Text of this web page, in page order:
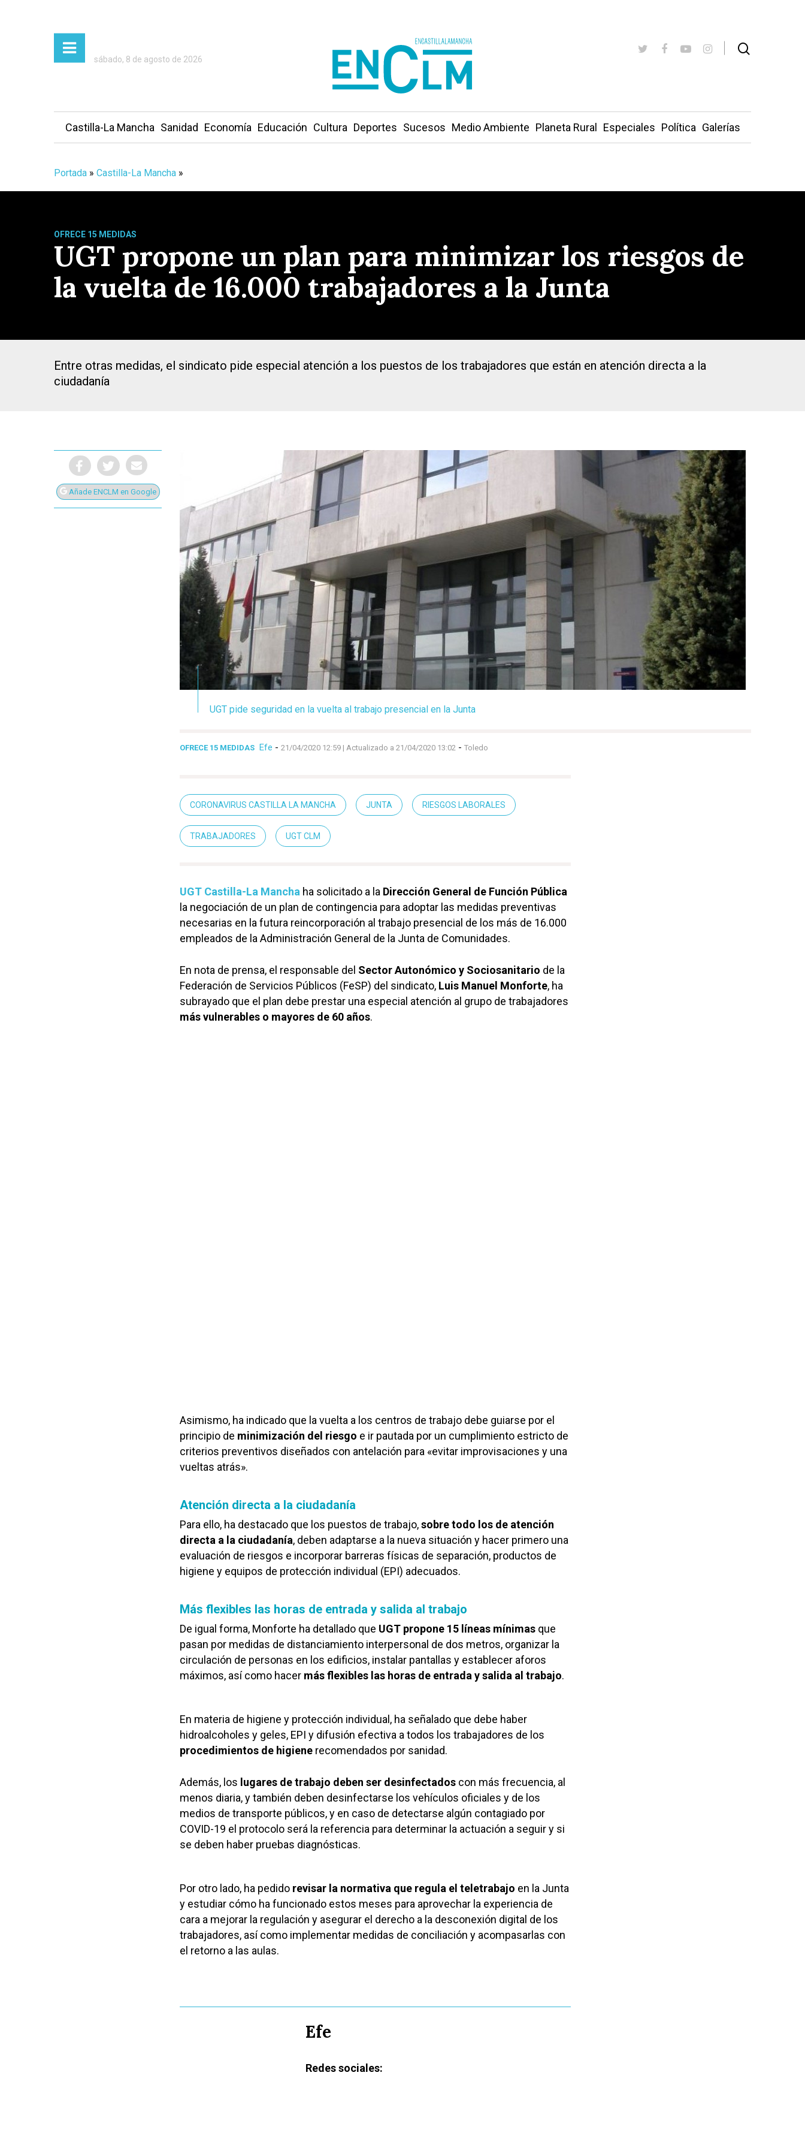
Presiona Intro para buscar o ESC para cerrar
sábado, 8 de agosto de 2026
Castilla-La Mancha Sanidad Economía Educación Cultura Deportes Sucesos Medio Ambiente Planeta Rural Especiales Política Galerías
Portada » Castilla-La Mancha »
OFRECE 15 MEDIDAS
UGT propone un plan para minimizar los riesgos de
la vuelta de 16.000 trabajadores a la Junta
Entre otras medidas, el sindicato pide especial atención a los puestos de los trabajadores que están en atención directa a la
ciudadanía
Añade ENCLM en Google
UGT pide seguridad en la vuelta al trabajo presencial en la Junta
OFRECE 15 MEDIDAS Efe - 21/04/2020 12:59 | Actualizado a 21/04/2020 13:02 - Toledo
CORONAVIRUS CASTILLA LA MANCHA JUNTA RIESGOS LABORALES
TRABAJADORES UGT CLM
UGT Castilla-La Mancha ha solicitado a la Dirección General de Función Pública
la negociación de un plan de contingencia para adoptar las medidas preventivas
necesarias en la futura reincorporación al trabajo presencial de los más de 16.000
empleados de la Administración General de la Junta de Comunidades.
En nota de prensa, el responsable del Sector Autonómico y Sociosanitario de la
Federación de Servicios Públicos (FeSP) del sindicato, Luis Manuel Monforte, ha
subrayado que el plan debe prestar una especial atención al grupo de trabajadores
más vulnerables o mayores de 60 años.
Asimismo, ha indicado que la vuelta a los centros de trabajo debe guiarse por el
principio de minimización del riesgo e ir pautada por un cumplimiento estricto de
criterios preventivos diseñados con antelación para «evitar improvisaciones y una
vueltas atrás».
Atención directa a la ciudadanía
Para ello, ha destacado que los puestos de trabajo,sobre todo los de atención
directa a la ciudadanía, deben adaptarse a la nueva situación y hacer primero una
evaluación de riesgos e incorporar barreras físicas de separación, productos de
higiene y equipos de protección individual (EPI) adecuados.
Más flexibles las horas de entrada y salida al trabajo
De igual forma, Monforte ha detallado que UGT propone 15 líneas mínimas que
pasan por medidas de distanciamiento interpersonal de dos metros, organizar la
circulación de personas en los edificios, instalar pantallas y establecer aforos
máximos, así como hacer más flexibles las horas de entrada y salida al trabajo.
En materia de higiene y protección individual, ha señalado que debe haber
hidroalcoholes y geles, EPI y difusión efectiva a todos los trabajadores de los
procedimientos de higiene recomendados por sanidad.
Además, los lugares de trabajo deben ser desinfectados con más frecuencia, al
menos diaria, y también deben desinfectarse los vehículos oficiales y de los
medios de transporte públicos, y en caso de detectarse algún contagiado por
COVID-19 el protocolo será la referencia para determinar la actuación a seguir y si
se deben haber pruebas diagnósticas.
Por otro lado, ha pedido revisar la normativa que regula el teletrabajo en la Junta
y estudiar cómo ha funcionado estos meses para aprovechar la experiencia de
cara a mejorar la regulación y asegurar el derecho a la desconexión digital de los
trabajadores, así como implementar medidas de conciliación y acompasarlas con
el retorno a las aulas.
Efe
Redes sociales: